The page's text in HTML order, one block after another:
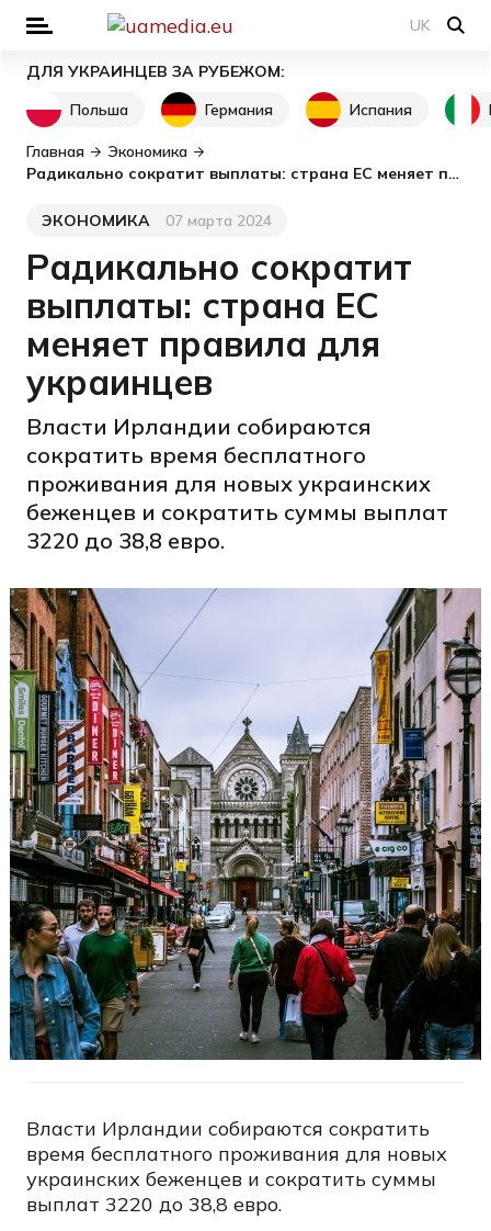
UK
ДЛЯ УКРАИНЦЕВ ЗА РУБЕЖОМ:
Польша
Германия Испания
Главная
Экономика
Радикально сократит выплаты: страна ЕС меняет правила для украинцев
Категория
ЭКОНОМИКА
Дата публикации07 марта 2024
Радикально сократит
выплаты: страна ЕС
меняет правила для
украинцев
Власти Ирландии собираются
сократить время бесплатного
проживания для новых украинских
беженцев и сократить суммы выплат
3220 до 38,8 евро.
Власти Ирландии собираются сократить
время бесплатного проживания для новых
украинских беженцев и сократить суммы
выплат 3220 до 38,8 евро.